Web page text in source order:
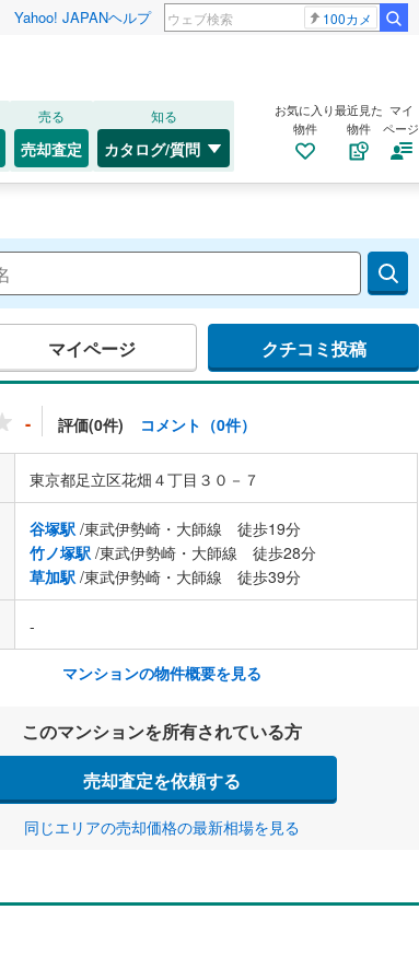
Yahoo! JAPANヘルプ 100カメ
売る
売却査定
知る
カタログ/質問
お気に入り
物件
最近見た
物件
マイ
ページ
マイページ クチコミ投稿
- 評価(0件) コメント（0件）
東京都足立区花畑４丁目３０－７
谷塚駅 /東武伊勢崎・大師線 徒歩19分
竹ノ塚駅 /東武伊勢崎・大師線 徒歩28分
草加駅 /東武伊勢崎・大師線 徒歩39分
-
マンションの物件概要を見る
このマンションを所有されている方
売却査定を依頼する
同じエリアの売却価格の最新相場を見る